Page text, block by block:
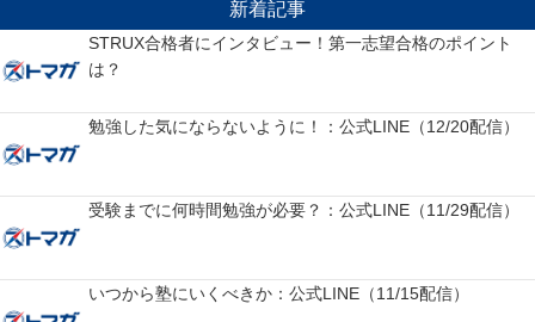
新着記事
STRUX合格者にインタビュー！第一志望合格のポイント
は？
勉強した気にならないように！：公式LINE（12/20配信）
受験までに何時間勉強が必要？：公式LINE（11/29配信）
いつから塾にいくべきか：公式LINE（11/15配信）